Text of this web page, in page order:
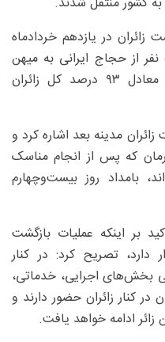
زائران در یازدهم خردادماه
تاکنون، در مجموع ۲۷ هزار و ۵۴۴ نفر از حجاج ایرانی به میهن
اسلامی بازگشته‌اند که این تعداد معادل ۹۳ درصد کل زائران
مدینه بعد اشاره کرد و
کشورمان که پس از انجام مناسک
بامداد روز بیست‌وچهارم
بر اینکه عملیات بازگشت
تصریح کرد: در کنار
بخش‌های اجرایی، خدماتی،
کنار زائران حضور دارند و
ادامه خواهد یافت.